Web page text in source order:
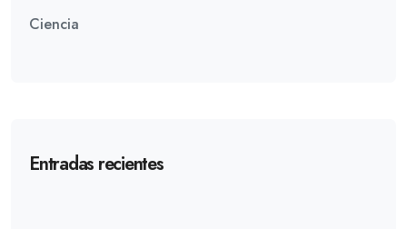
Ciencia
Entradas recientes